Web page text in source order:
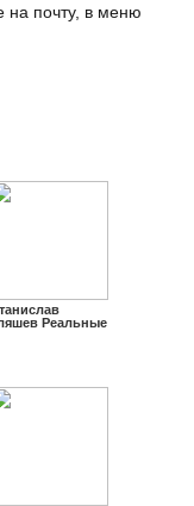
на почту, в меню
Реальные